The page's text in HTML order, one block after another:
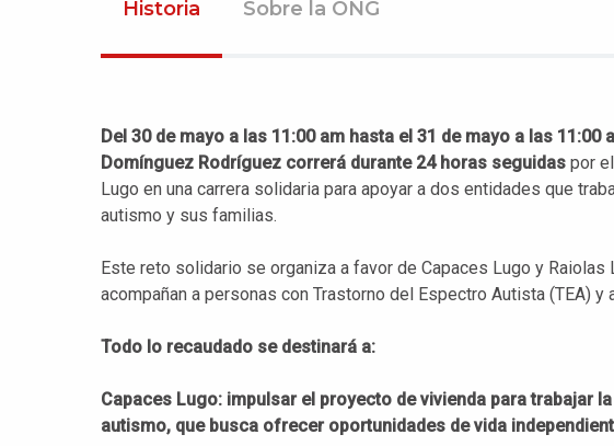
Historia Sobre la ONG
Del 30 de mayo a las 11:00 am hasta el 31 de mayo a las
Domínguez Rodríguez correrá durante 24 horas seguidas por
Lugo en una carrera solidaria para apoyar a dos entidades que
autismo y sus familias.
Este reto solidario se organiza a favor de Capaces Lugo y Raiolas
acompañan a personas con Trastorno del Espectro Autista (TEA) y
Todo lo recaudado se destinará a:
Capaces Lugo: impulsar el proyecto de vivienda para trabajar
autismo, que busca ofrecer oportunidades de vida